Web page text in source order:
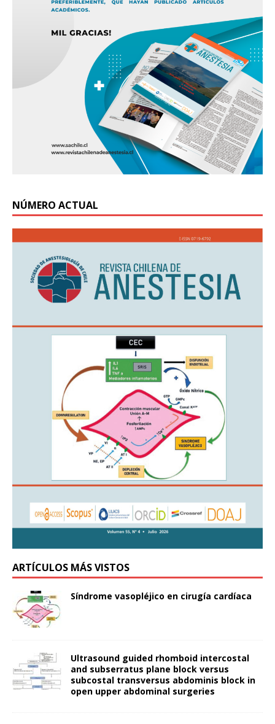
NÚMERO ACTUAL
ARTÍCULOS MÁS VISTOS
Síndrome vasopléjico en cirugía cardíaca
Ultrasound guided rhomboid intercostal
and subserratus plane block versus
subcostal transversus abdominis block in
open upper abdominal surgeries